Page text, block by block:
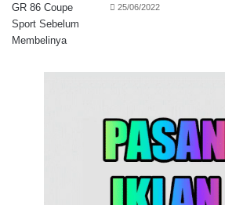
25/06/2022